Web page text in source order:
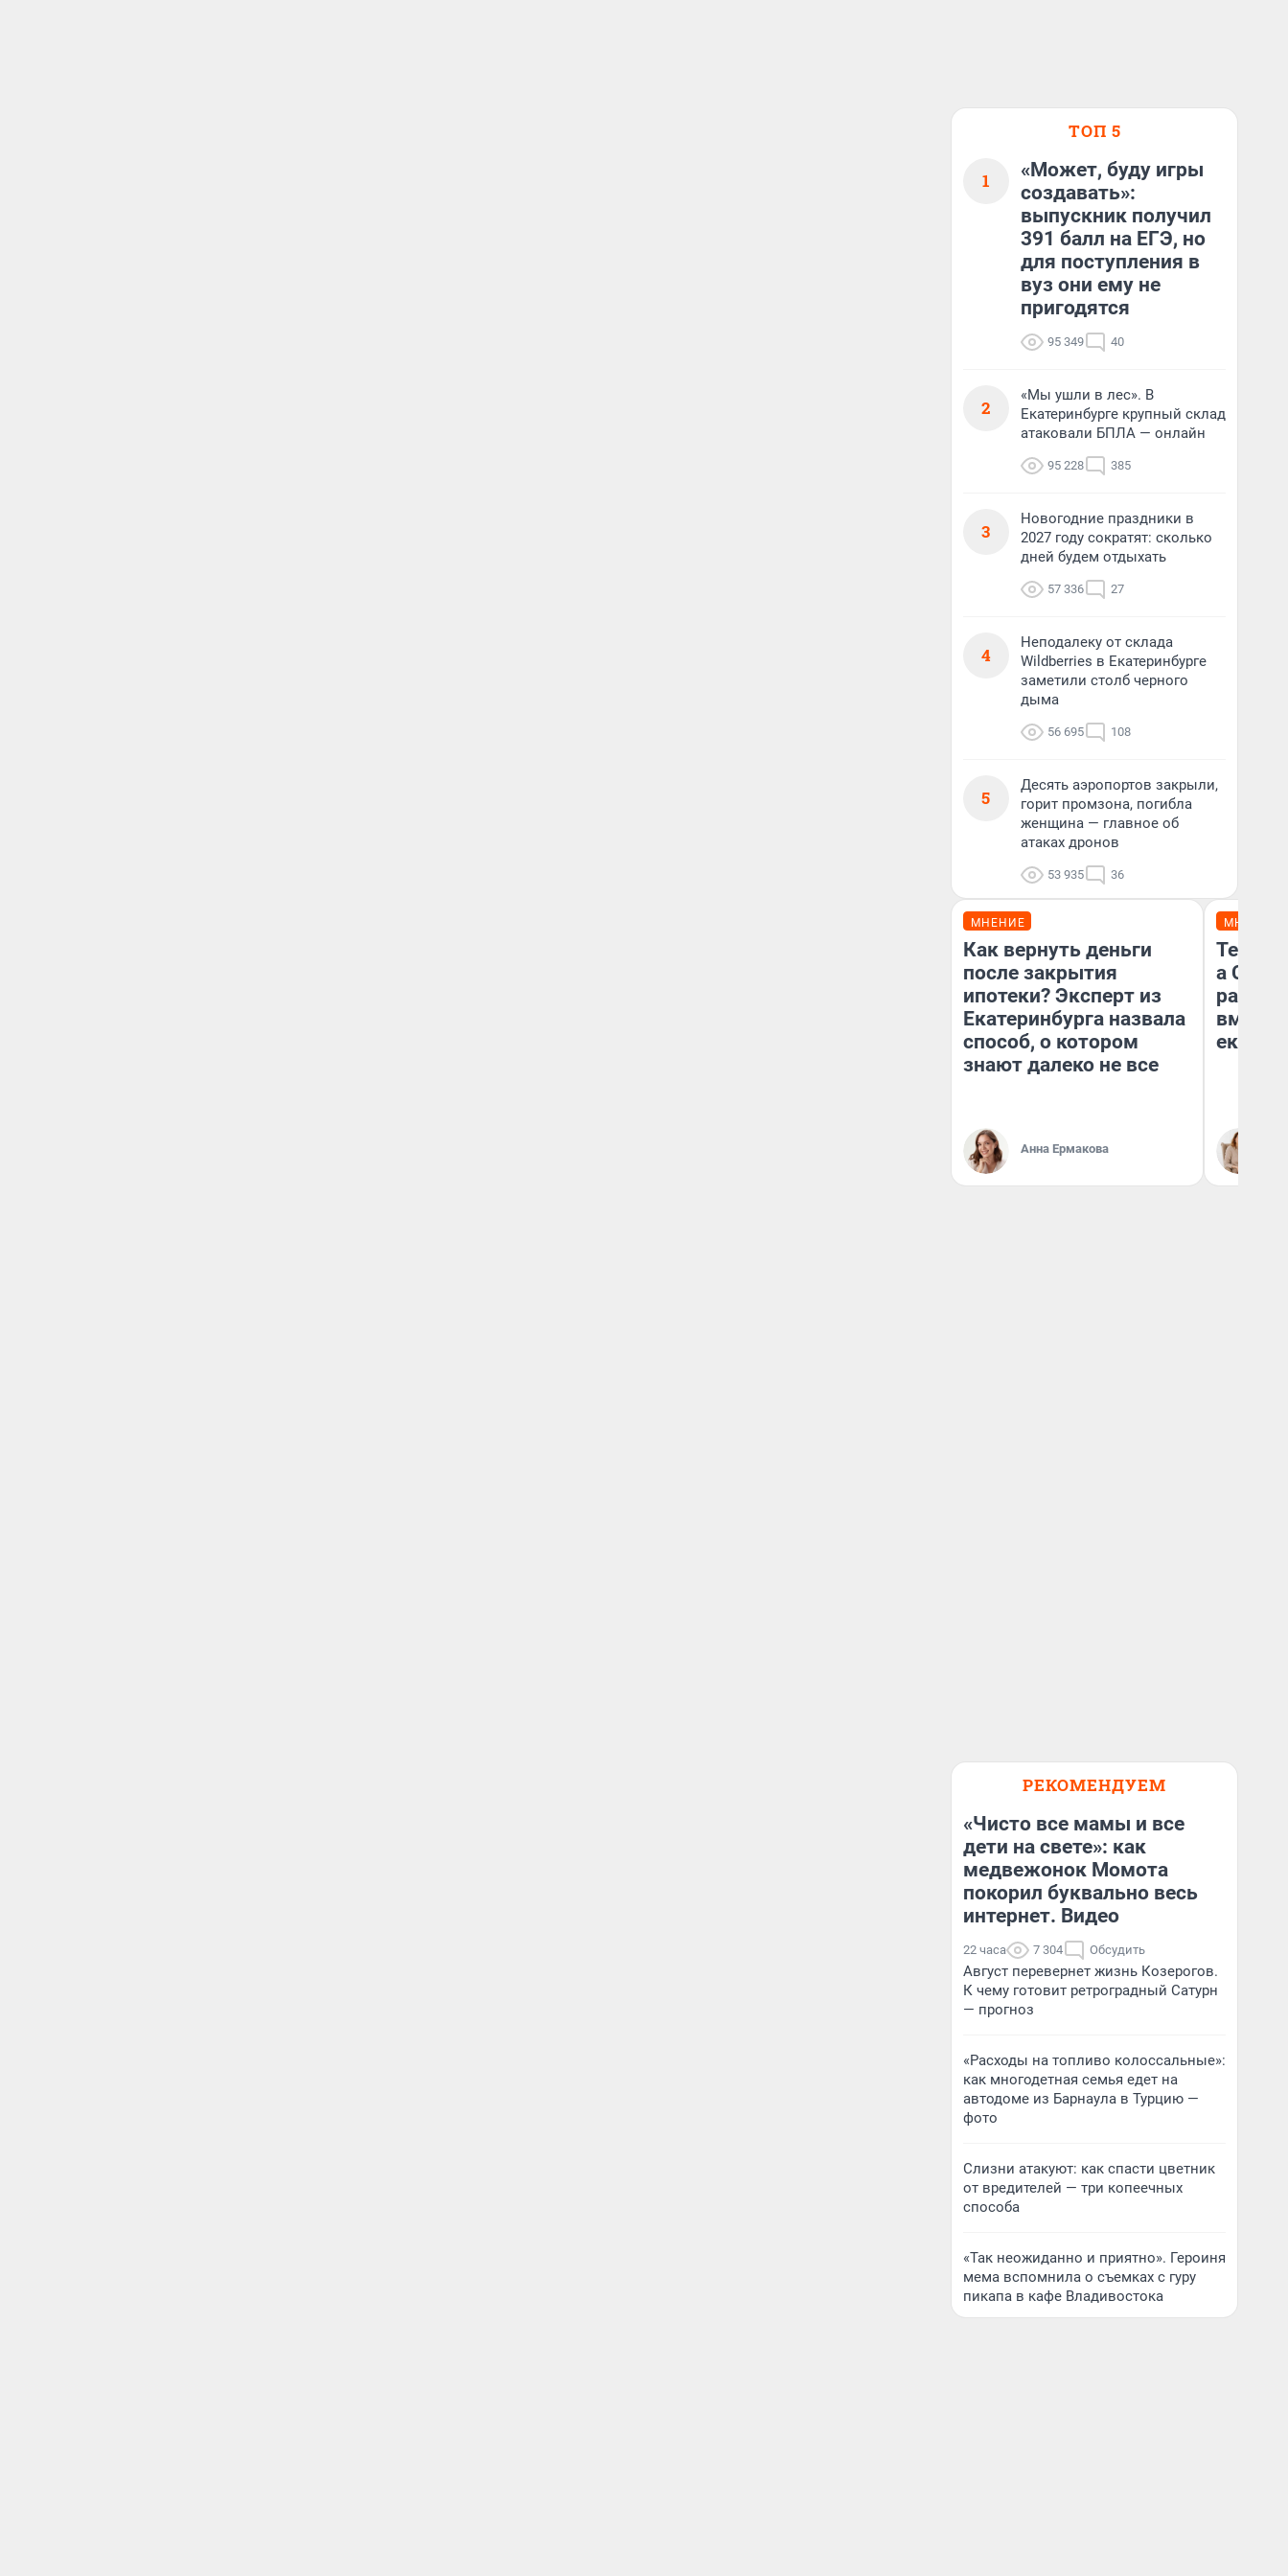
ТОП 5
1
«Может, буду игры
создавать»:
выпускник получил
391 балл на ЕГЭ, но
для поступления в
вуз они ему не
пригодятся
95 349 40
2
«Мы ушли в лес». В
Екатеринбурге крупный склад
атаковали БПЛА — онлайн
95 228 385
3
Новогодние праздники в
2027 году сократят: сколько
дней будем отдыхать
57 336 27
4
Неподалеку от склада
Wildberries в Екатеринбурге
заметили столб черного
дыма
56 695 108
5
Десять аэропортов закрыли,
горит промзона, погибла
женщина — главное об
атаках дронов
53 935 36
МНЕНИЕ
Как вернуть деньги
после закрытия
ипотеки? Эксперт из
Екатеринбурга назвала
способ, о котором
знают далеко не все
Анна Ермакова
МНЕНИЕ
а
РЕКОМЕНДУЕМ
«Чисто все мамы и все
дети на свете»: как
медвежонок Момота
покорил буквально весь
интернет. Видео
22 часа 7 304 Обсудить
Август перевернет жизнь Козерогов.
К чему готовит ретроградный Сатурн
— прогноз
«Расходы на топливо колоссальные»:
как многодетная семья едет на
автодоме из Барнаула в Турцию —
фото
Слизни атакуют: как спасти цветник
от вредителей — три копеечных
способа
«Так неожиданно и приятно». Героиня
мема вспомнила о съемках с гуру
пикапа в кафе Владивостока